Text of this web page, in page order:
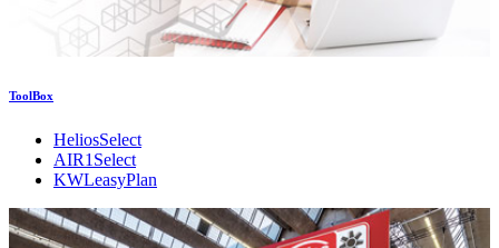
ToolBox
HeliosSelect
AIR1Select
KWLeasyPlan